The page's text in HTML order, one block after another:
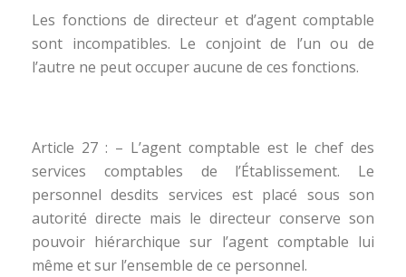
Les fonctions de directeur et d’agent comptable
sont incompatibles. Le conjoint de l’un ou de
l’autre ne peut occuper aucune de ces fonctions.
Article 27 : – L’agent comptable est le chef des
services comptables de l’Établissement. Le
personnel desdits services est placé sous son
autorité directe mais le directeur conserve son
pouvoir hiérarchique sur l’agent comptable lui
même et sur l’ensemble de ce personnel.